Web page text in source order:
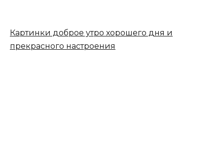
Картинки доброе утро хорошего дня и
прекрасного настроения